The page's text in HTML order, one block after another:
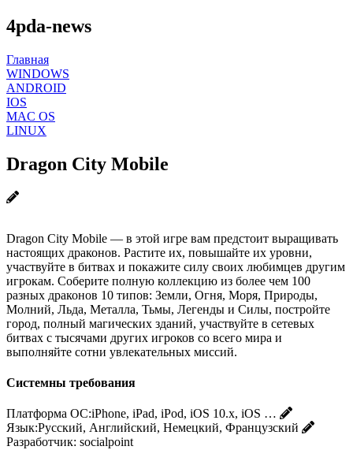
4pda-news
Главная
WINDOWS
ANDROID
IOS
MAC OS
LINUX
Dragon City Mobile
Dragon City Mobile — в этой игре вам предстоит выращивать
настоящих драконов. Растите их, повышайте их уровни,
участвуйте в битвах и покажите силу своих любимцев другим
игрокам. Соберите полную коллекцию из более чем 100
разных драконов 10 типов: Земли, Огня, Моря, Природы,
Молний, Льда, Металла, Тьмы, Легенды и Силы, постройте
город, полный магических зданий, участвуйте в сетевых
битвах с тысячами других игроков со всего мира и
выполняйте сотни увлекательных миссий.
Системны требования
Платформа ОС:iPhone, iPad, iPod, iOS 10.x, iOS …
Язык:Русский, Английский, Немецкий, Французский
Разработчик: socialpoint